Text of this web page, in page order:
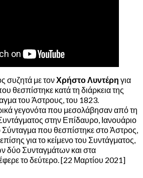
συζητά με τονΧρήστο Λυντέρη για
θεσπίστηκε κατά τη διάρκεια της
του Άστρους, του 1823.
γεγονότα που μεσολάβησαν από τη
στην Επίδαυρο, Ιανουάριο
Σύνταγμα που θεσπίστηκε στο Άστρος,
για το κείμενο του Συντάγματος,
δύο Συνταγμάτων και στα
το δεύτερο. [22 Μαρτίου 2021]